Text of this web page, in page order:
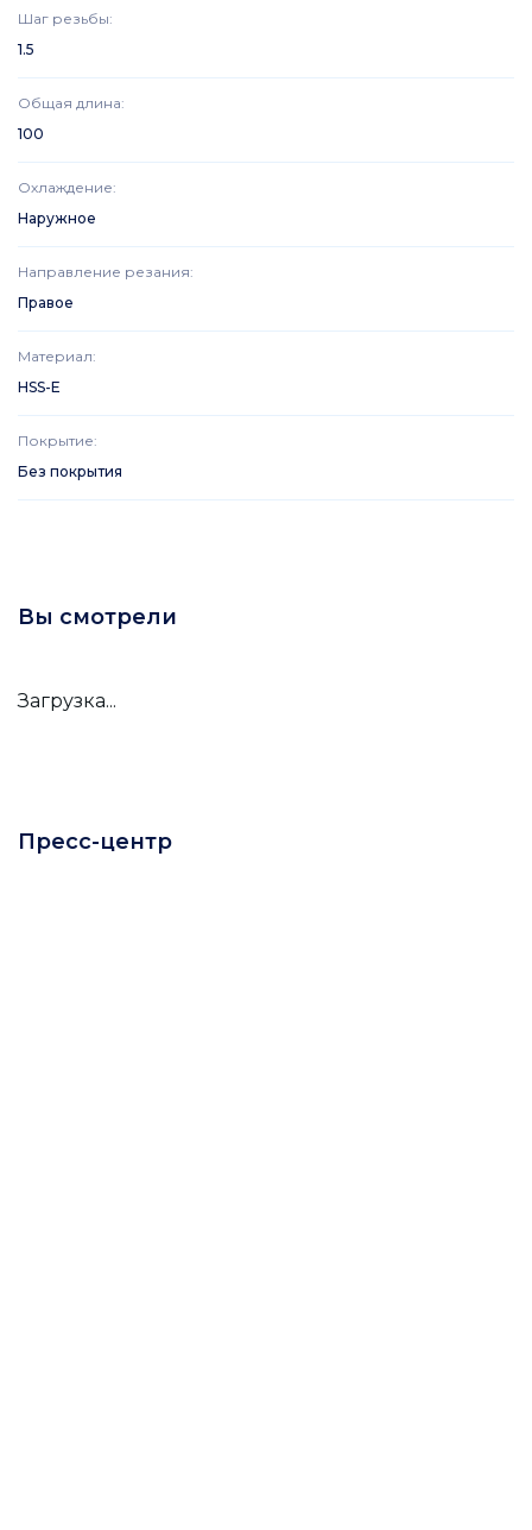
Шаг резьбы:
1.5
Общая длина:
100
Охлаждение:
Наружное
Направление резания:
Правое
Материал:
HSS-E
Покрытие:
Без покрытия
Вы смотрели
Загрузка...
Пресс-центр